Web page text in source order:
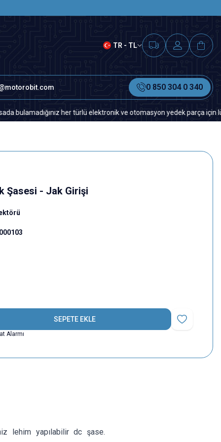
TR - TL
0 850 304 0 340
her türlü elektronik ve otomasyon yedek parça için lütfen
Şasesi - Jak Girişi
SEPETE EKLE
Favoriye Ekle
Alarmı
lehim yapılabilir dc şase.